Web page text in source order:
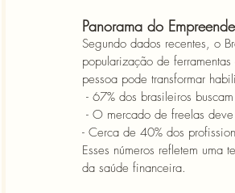
Panorama do
Segundo dados recentes, o
popularização de
pessoa pode transformar
- 67% dos brasileiros
- O mercado de freelas
- Cerca de 40% dos
Esses números refletem
da saúde financeira.